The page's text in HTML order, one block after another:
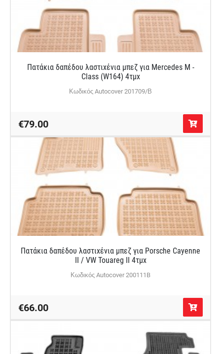
Πατάκια δαπέδου λαστιχένια μπεζ για Mercedes M -
Class (W164) 4τμχ
Κωδικός Autocover 201709/Β
€79.00
Πατάκια δαπέδου λαστιχένια μπεζ για Porsche Cayenne
II / VW Touareg II 4τμχ
Κωδικός Autocover 200111B
€66.00